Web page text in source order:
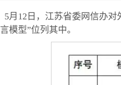
5月12日，江苏省委网信办
言模型”位列其中。